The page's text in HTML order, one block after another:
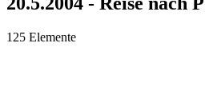
125 Elemente